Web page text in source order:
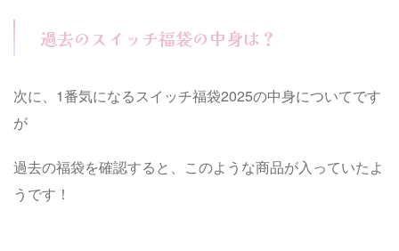
過去のスイッチ福袋の中身は？
次に、1番気になるスイッチ福袋2025の中身についてです
が
過去の福袋を確認すると、このような商品が入っていたよ
うです！